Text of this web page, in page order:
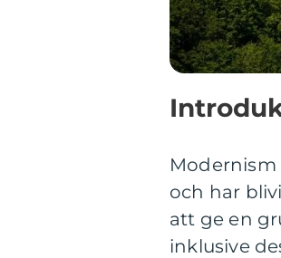
och har
att ge en
inklusive